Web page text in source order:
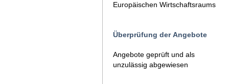
Europäischen Wirtschaftsraums
Überprüfung der Angebote
Angebote geprüft und als
unzulässig abgewiesen